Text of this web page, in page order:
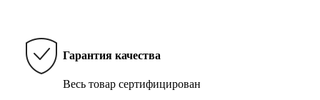
Гарантия качества
Весь товар сертифицирован